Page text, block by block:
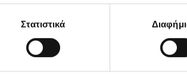
Στατιστικά
θα αναρτηθεί στην ηλεκτρονική διεύθυνση